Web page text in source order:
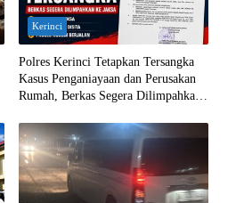
Kerinci
Polres Kerinci Tetapkan Tersangka
Kasus Penganiayaan dan Perusakan
Rumah, Berkas Segera Dilimpahkan